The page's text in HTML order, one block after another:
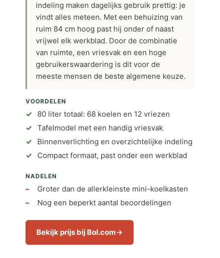
indeling maken dagelijks gebruik prettig: je
vindt alles meteen. Met een behuizing van
ruim 84 cm hoog past hij onder of naast
vrijwel elk werkblad. Door de combinatie
van ruimte, een vriesvak en een hoge
gebruikerswaardering is dit voor de
meeste mensen de beste algemene keuze.
VOORDELEN
80 liter totaal: 68 koelen en 12 vriezen
Tafelmodel met een handig vriesvak
Binnenverlichting en overzichtelijke indeling
Compact formaat, past onder een werkblad
NADELEN
Groter dan de allerkleinste mini-koelkasten
Nog een beperkt aantal beoordelingen
Bekijk prijs bij Bol.com